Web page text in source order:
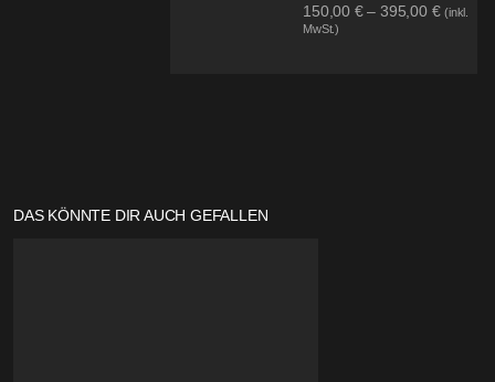
150,00 €– 395,00 € (inkl.
MwSt.)
DAS KÖNNTE DIR AUCH GEFALLEN